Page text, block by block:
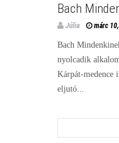
Bach
Júlia márc
Bach
nyolcadik
Kárpát-medence
eljutó...